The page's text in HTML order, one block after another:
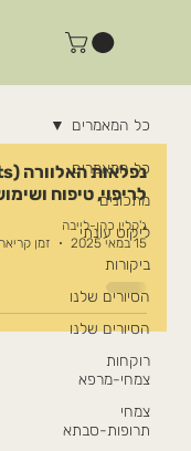
כל המאמרים
מתכונים
ליקוט עונתי
ביקורות
הסיורים שלנו
הסיורים שלנו
רוקחות
צמחי-מרפא
צמחי
תרופות-סבתא
כל המאמרים
לריפוי, טיפוח
ג'קלין כהן-לייבה
15 במאי 2025
זמן קריאה 4